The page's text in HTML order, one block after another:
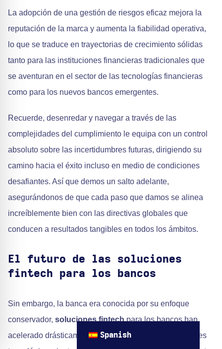
La adopción de una gestión de riesgos eficaz mejora la
reputación de la marca y aumenta la fiabilidad operativa,
lo que se traduce en trayectorias de crecimiento sólidas
tanto para las instituciones financieras tradicionales que
se aventuran en el sector de las tecnologías financieras
como para los nuevos bancos emergentes.
Recuerde, desenredar y navegar a través de las
complejidades del cumplimiento le equipa con un control
absoluto sobre las incertidumbres futuras, dirigiendo su
camino hacia el éxito incluso en medio de condiciones
desafiantes. Así que demos un salto adelante,
asegurándonos de que cada paso que damos se alinea
increíblemente bien con las directivas globales que
conducen a resultados tangibles en todos los ámbitos.
El futuro de las soluciones
fintech para los bancos
Sin embargo, la banca era conocida por su enfoque
conservador, soluciones fintechpara los bancos han
acelerado drásticamente el ritmo del sector. Los avances
Spanish